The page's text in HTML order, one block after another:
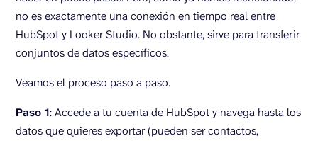
no es exactamente una conexión en tiempo real entre
HubSpot y Looker Studio. No obstante, sirve para transferir
conjuntos de datos específicos.
Veamos el proceso paso a paso.
Paso 1: Accede a tu cuenta de HubSpot y navega hasta los
datos que quieres exportar (pueden ser contactos,